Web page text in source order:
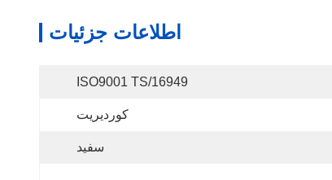
اطلاعات جزئیات
ISO9001 TS/16949
کوردیریت
سفید